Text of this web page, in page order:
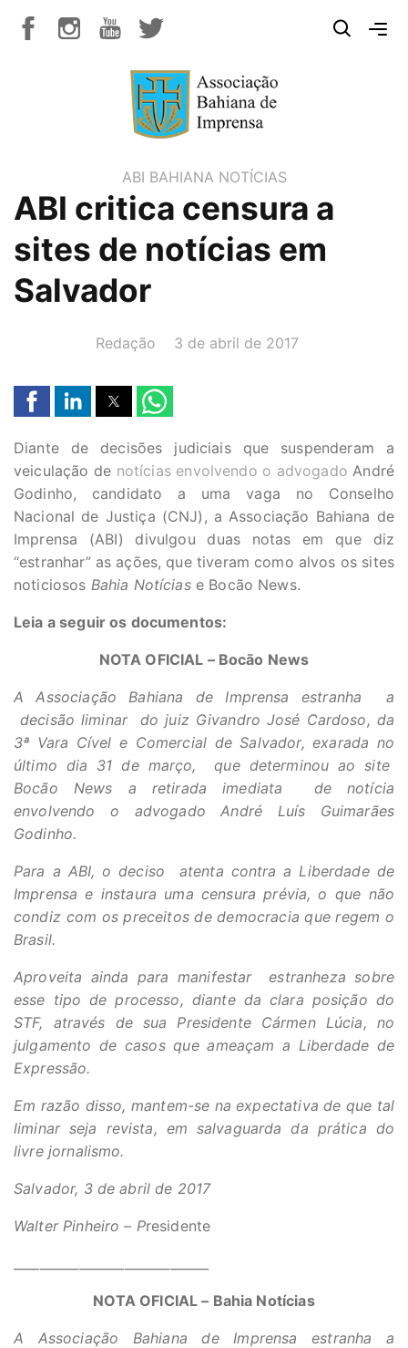
ABI BAHIANA NOTÍCIAS
ABI critica censura a
sites de notícias em
Salvador
AUTOR(A):
Redação DATA:
3 de abril de 2017
Diante de decisões judiciais que suspenderam a
veiculação de notícias envolvendo o advogado André
Godinho, candidato a uma vaga no Conselho
Nacional de Justiça (CNJ), a Associação Bahiana de
Imprensa (ABI) divulgou duas notas em que diz
“estranhar” as ações, que tiveram como alvos os sites
noticiosos Bahia Notíciase Bocão News.
Leia a seguir os documentos:
NOTA OFICIAL – Bocão News
A Associação Bahiana de Imprensa estranha a
decisão liminar do juiz Givandro José Cardoso, da
3ª Vara Cível e Comercial de Salvador, exarada no
último dia 31 de março, que determinou ao site
Bocão News a retirada imediata de notícia
envolvendo o advogado André Luís Guimarães
Godinho.
Para a ABI, o deciso atenta contra a Liberdade de
Imprensa e instaura uma censura prévia, o que não
condiz com os preceitos de democracia que regem o
Brasil.
Aproveita ainda para manifestar estranheza sobre
esse tipo de processo, diante da clara posição do
STF, através de sua Presidente Cármen Lúcia, no
julgamento de casos que ameaçam a Liberdade de
Expressão.
Em razão disso, mantem-se na expectativa de que tal
liminar seja revista, em salvaguarda da prática do
livre jornalismo.
Salvador, 3 de abril de 2017
Walter Pinheiro – Presidente
NOTA OFICIAL – Bahia Notícias
A Associação Bahiana de Imprensa estranha a